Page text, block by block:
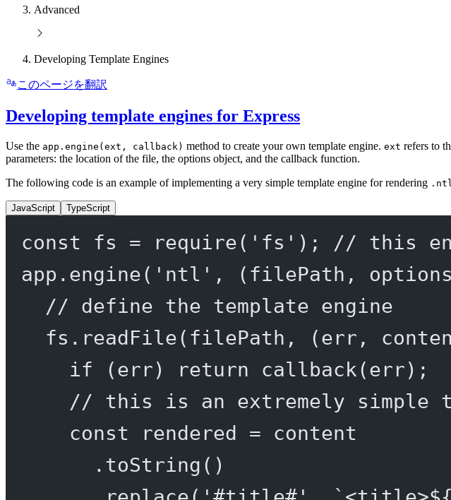
Advanced
Developing Template Engines
このページを翻訳
Developing template engines for Express
Use the app.engine(ext, callback) method to create your own template engine. ext refers to
parameters: the location of the file, the options object, and the callback function.
The following code is an example of implementing a very simple template engine for rendering
JavaScript TypeScript
const fs = require( 'fs' );
// this
app. engine( 'ntl' , ( filePath , options
// define the template engine
fs. readFile(filePath, (err ,
if (err) return callback(err);
// this is an extremely simple
const
rendered = content
. toString ()